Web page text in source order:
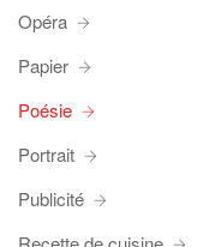
Opéra
Papier
Poésie
Portrait
Publicité